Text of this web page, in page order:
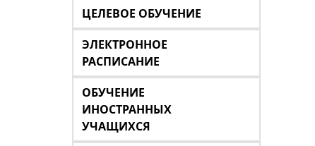
ЦЕЛЕВОЕ ОБУЧЕНИЕ
ЭЛЕКТРОННОЕ
РАСПИСАНИЕ
ОБУЧЕНИЕ
ИНОСТРАННЫХ
УЧАЩИХСЯ